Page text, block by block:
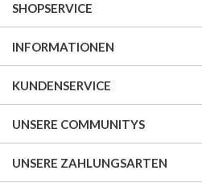
SHOPSERVICE
INFORMATIONEN
KUNDENSERVICE
UNSERE COMMUNITYS
UNSERE ZAHLUNGSARTEN